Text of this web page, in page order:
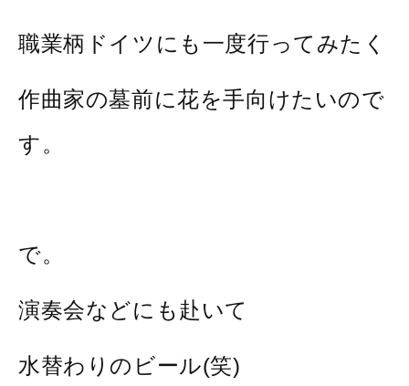
職業柄ドイツにも一度行ってみたく
作曲家の墓前に花を手向けたいので
す。
で。
演奏会などにも赴いて
水替わりのビール(笑)